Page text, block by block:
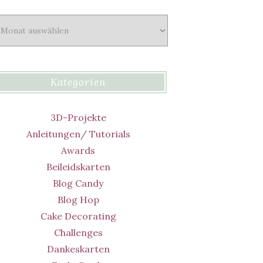
Kategorien
3D-Projekte
Anleitungen/ Tutorials
Awards
Beileidskarten
Blog Candy
Blog Hop
Cake Decorating
Challenges
Dankeskarten